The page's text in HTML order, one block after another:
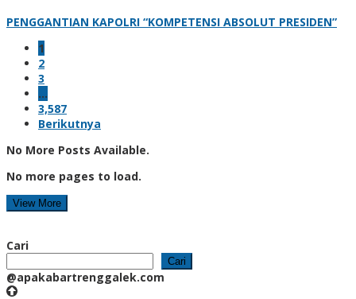
PENGGANTIAN KAPOLRI “KOMPETENSI ABSOLUT PRESIDEN”
1
2
3
…
3,587
Berikutnya
No More Posts Available.
No more pages to load.
View More
Cari
Cari
@apakabartrenggalek.com